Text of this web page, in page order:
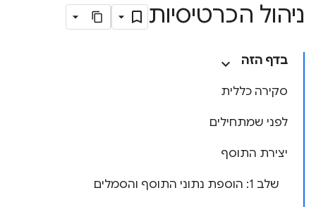
ניהול הכרטיסיות
בדף הזה
סקירה כללית
לפני שמתחילים
יצירת התוסף
שלב 1: הוספת נתוני התוסף והסמלים